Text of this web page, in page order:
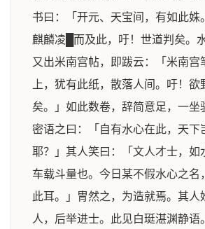
书曰：「开元、天宝间，有如此姝
麒麟凌█而及此，吁！世道判矣。
又出米南宫帖，即跋云：「米南宫
上，犹有此纸，散落人间。吁！欲
矣。」如此数卷，辞简意足，一坐
密语之曰：「自有水心在此，天下
耶？」其人笑曰：「文人才士，如
车载斗量也。今日某不假水心之名
此耳。」冑然之，为造就焉。其人
人，后举进士。此见白珽湛渊静语